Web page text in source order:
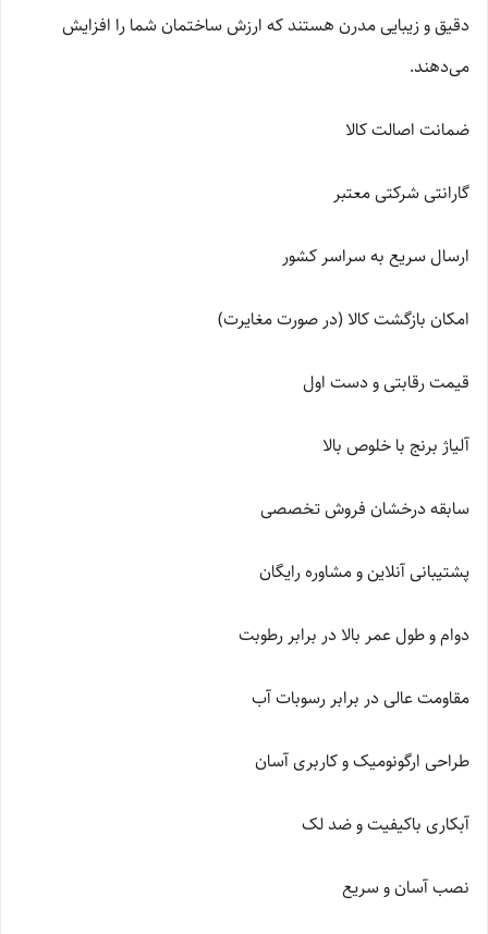
دقیق و زیبایی مدرن هستند که ارزش ساختمان شما را افزایش
می‌دهند.
ضمانت اصالت کالا
گارانتی شرکتی معتبر
ارسال سریع به سراسر کشور
امکان بازگشت کالا (در صورت مغایرت)
قیمت رقابتی و دست اول
آلیاژ برنج با خلوص بالا
سابقه درخشان فروش تخصصی
پشتیبانی آنلاین و مشاوره رایگان
دوام و طول عمر بالا در برابر رطوبت
مقاومت عالی در برابر رسوبات آب
طراحی ارگونومیک و کاربری آسان
آبکاری باکیفیت و ضد لک
نصب آسان و سریع